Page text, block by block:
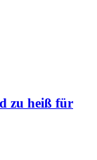
zu heiß für